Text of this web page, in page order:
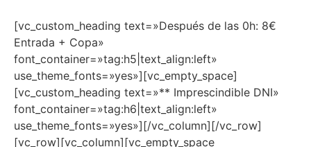
[vc_custom_heading text=»Después de las 0h: 8€
Entrada + Copa»
font_container=»tag:h5|text_align:left»
use_theme_fonts=»yes»][vc_empty_space]
[vc_custom_heading text=»** Imprescindible DNI»
font_container=»tag:h6|text_align:left»
use_theme_fonts=»yes»][/vc_column][/vc_row]
[vc_row][vc_column][vc_empty_space